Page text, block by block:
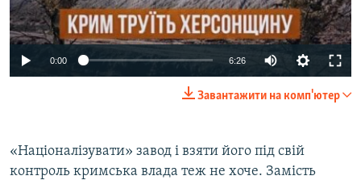
0:00 6:26
Завантажити на комп'ютер
«Націоналізувати» завод і взяти його під свій
контроль кримська влада теж не хоче. Замість